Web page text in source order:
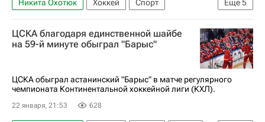
Еще5
Никита Охотюк Хоккей
Спорт
Михаил Мальцев
Игорь Никитин
ЦСКА
ХК Спартак (Москва)
КХЛ 2025-2026
ЦСКА благодаря единственной шайбе
на 59-й минуте обыграл "Барыс"
ЦСКА обыграл астанинский "Барыс" в матче регулярного
чемпионата Континентальной хоккейной лиги (КХЛ).
22 января, 21:53 628